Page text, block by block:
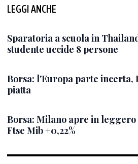
LEGGI ANCHE
Sparatoria a scuola in
studente uccide 8 persone
Borsa: l'Europa parte incerta,
piatta
Borsa: Milano apre in
Ftse Mib +0,22%